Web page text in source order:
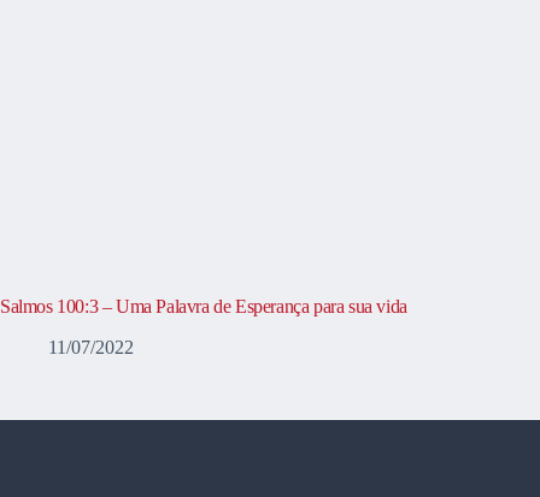
Salmos 100:3 – Uma Palavra de Esperança para sua vida
11/07/2022